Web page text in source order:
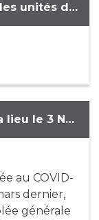
Loi PACTE : Eligibilité de nouvelles unités de compte Private Equity (28/08/2020)
L’Assemblée Générale 2020 aura lieu le 3 Novembre (maj : 31/07/2020)
au COVID-
dernier,
générale